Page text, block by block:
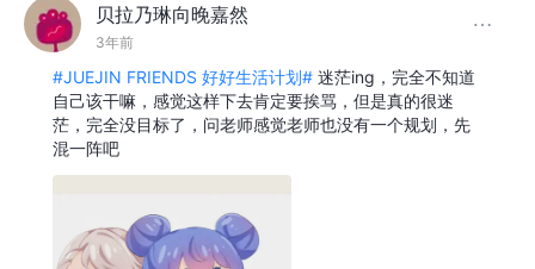
贝拉乃琳向晚嘉然
3年前
#JUEJIN FRIENDS 好好生活计划# 迷茫ing，完全不知道
自己该干嘛，感觉这样下去肯定要挨骂，但是真的很迷
茫，完全没目标了，问老师感觉老师也没有一个规划，先
混一阵吧